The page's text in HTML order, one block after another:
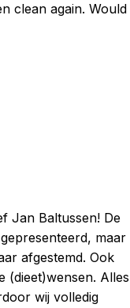
clean again. Would
Jan Baltussen! De
maar
afgestemd. Ook
(dieet)wensen. Alles
wij volledig